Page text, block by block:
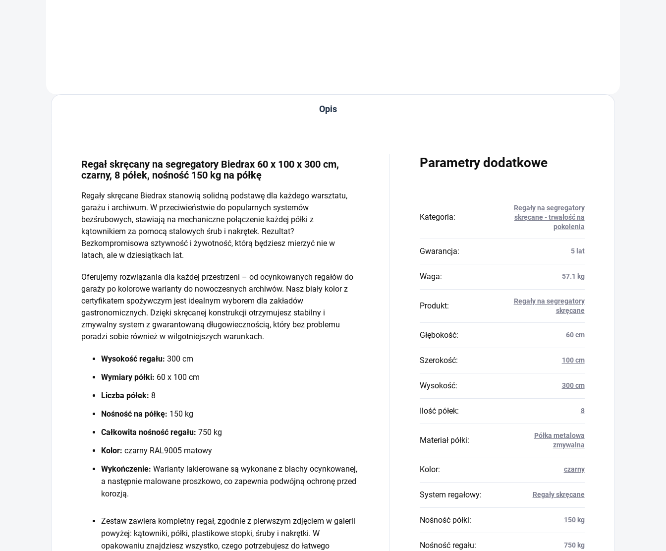
Opis
Regał skręcany na segregatory Biedrax 60 x 100 x 300 cm,
czarny, 8 półek, nośność 150 kg na półkę
Regały skręcane Biedrax stanowią solidną podstawę dla każdego warsztatu,
garażu i archiwum. W przeciwieństwie do popularnych systemów
bezśrubowych, stawiają na mechaniczne połączenie każdej półki z
kątownikiem za pomocą stalowych śrub i nakrętek. Rezultat?
Bezkompromisowa sztywność i żywotność, którą będziesz mierzyć nie w
latach, ale w dziesiątkach lat.
Oferujemy rozwiązania dla każdej przestrzeni – od ocynkowanych regałów do
garaży po kolorowe warianty do nowoczesnych archiwów. Nasz biały kolor z
certyfikatem spożywczym jest idealnym wyborem dla zakładów
gastronomicznych. Dzięki skręcanej konstrukcji otrzymujesz stabilny i
zmywalny system z gwarantowaną długowiecznością, który bez problemu
poradzi sobie również w wilgotniejszych warunkach.
Wysokość regału: 300 cm
Wymiary półki: 60 x 100 cm
Liczba półek: 8
Nośność na półkę: 150 kg
Całkowita nośność regału: 750 kg
Kolor: czarny RAL9005 matowy
Wykończenie: Warianty lakierowane są wykonane z blachy ocynkowanej,
a następnie malowane proszkowo, co zapewnia podwójną ochronę przed
korozją.
Zestaw zawiera kompletny regał, zgodnie z pierwszym zdjęciem w galerii
powyżej: kątowniki, półki, plastikowe stopki, śruby i nakrętki. W
opakowaniu znajdziesz wszystko, czego potrzebujesz do łatwego
Parametry dodatkowe
Kategoria:
Regały na segregatory
skręcane - trwałość na
pokolenia
Gwarancja: 5 lat
Waga: 57.1 kg
Produkt:
Regały na segregatory
skręcane
Głębokość: 60 cm
Szerokość: 100 cm
Wysokość: 300 cm
Ilość półek: 8
Materiał półki:
Półka metalowa
zmywalna
Kolor: czarny
System regałowy: Regały skręcane
Nośność półki: 150 kg
Nośność regału: 750 kg